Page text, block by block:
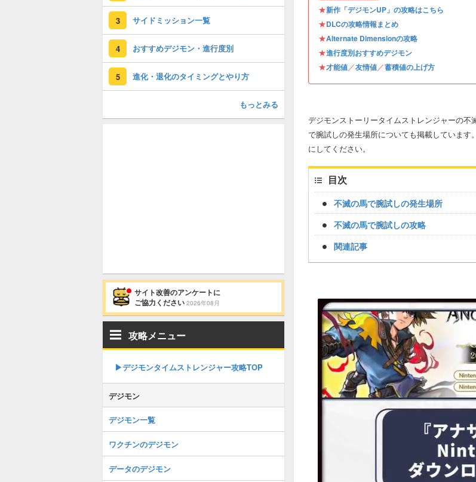
★新作「デジモンUP」の攻略はこちら
★DLCの攻略情報まとめ
★Alternate Dimensionの攻略
★進行度別おすすめデジモン
★才能値／友情値／蓄積値の上げ方
デジモンストーリータイムストレンジャーの
で腕試しの発生場所についても掲載していま
にしてください。
目次
不滅の馬で腕試しの発生場所
不滅の馬で腕試しの攻略
関連記事
3 サイドミッション一覧
4 おすすめデジモン・進行度別
5 進化・退化のタイミングとやり方
もっとみる
サイト改善のアンケートに
ご協力ください 2026年08月
攻略メニュー
▶︎デジモンタイムストレンジャー攻略TOP
デジモン
デジモン一覧
ワクチンのデジモン
データのデジモン